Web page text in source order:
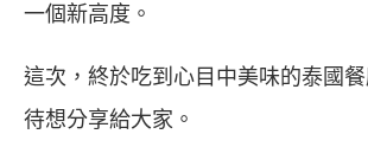
一個新高度。
這次，終於吃到心目中美味的泰國
待想分享給大家。